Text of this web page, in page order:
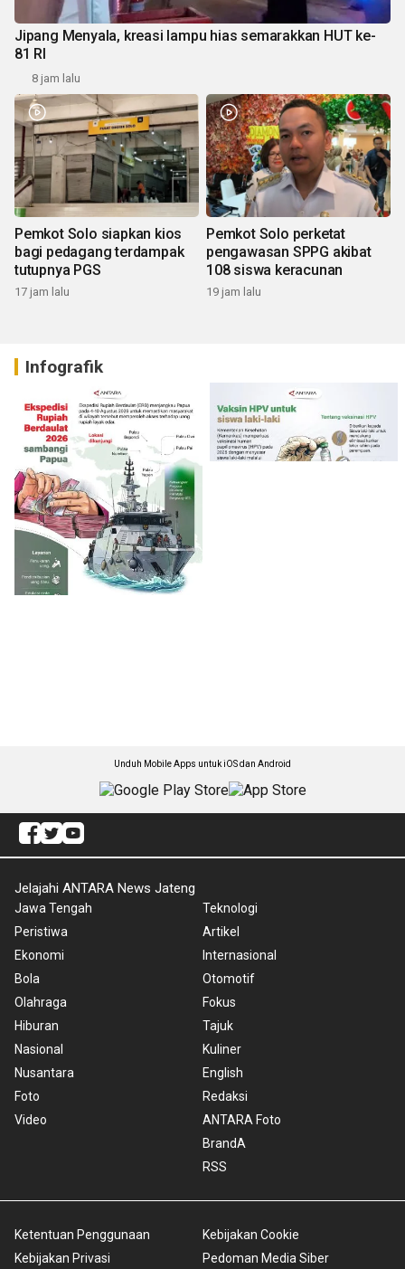
Jipang Menyala, kreasi lampu hias semarakkan HUT ke-
81 RI
8 jam lalu
Pemkot Solo siapkan kios
bagi pedagang terdampak
tutupnya PGS
17 jam lalu
Pemkot Solo perketat
pengawasan SPPG akibat
108 siswa keracunan
19 jam lalu
Infografik
Unduh Mobile Apps untuk iOS dan Android
Jelajahi ANTARA News Jateng
Jawa Tengah
Peristiwa
Ekonomi
Bola
Olahraga
Hiburan
Nasional
Nusantara
Foto
Video
Teknologi
Artikel
Internasional
Otomotif
Fokus
Tajuk
Kuliner
English
Redaksi
ANTARA Foto
BrandA
RSS
Ketentuan Penggunaan
Kebijakan Privasi
Kebijakan Cookie
Pedoman Media Siber